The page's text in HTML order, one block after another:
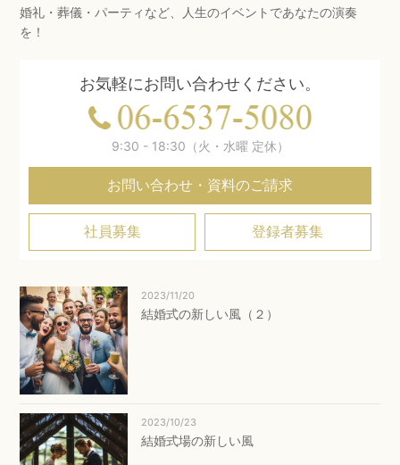
婚礼・葬儀・パーティなど、人生のイベントであなたの演奏
を！
お気軽にお問い合わせください。
9:30 - 18:30（火・水曜 定休）
お問い合わせ・資料のご請求
社員募集 登録者募集
2023/11/20
結婚式の新しい風（２）
2023/10/23
結婚式場の新しい風